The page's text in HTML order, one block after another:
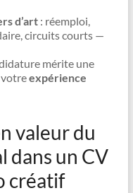
d’art: réemploi,
circuits courts —
mérite une
expérience
valeur du
dans un CV
créatif